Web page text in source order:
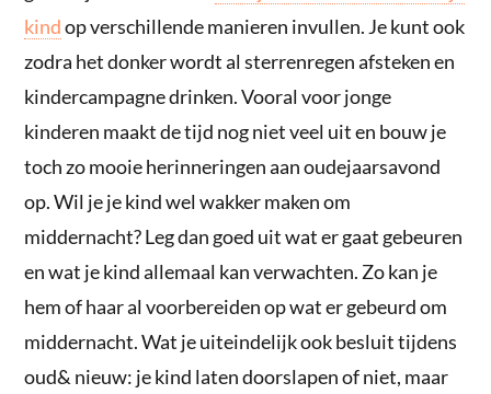
kindop verschillende manieren invullen. Je kunt ook
zodra het donker wordt al sterrenregen afsteken en
kindercampagne drinken. Vooral voor jonge
kinderen maakt de tijd nog niet veel uit en bouw je
toch zo mooie herinneringen aan oudejaarsavond
op. Wil je je kind wel wakker maken om
middernacht? Leg dan goed uit wat er gaat gebeuren
en wat je kind allemaal kan verwachten. Zo kan je
hem of haar al voorbereiden op wat er gebeurd om
middernacht. Wat je uiteindelijk ook besluit tijdens
oud& nieuw: je kind laten doorslapen of niet, maar